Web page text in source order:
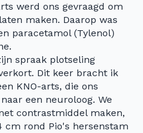
werd ons gevraagd om
maken. Daarop was
paracetamol (Tylenol)
spraak plotseling
Dit keer bracht ik
KNO-arts, die ons
een neuroloog. We
contrastmiddel maken,
cm rond Pio's hersenstam